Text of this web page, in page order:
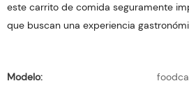
este carrito de comida seguramente
que buscan una experiencia
Modelo: